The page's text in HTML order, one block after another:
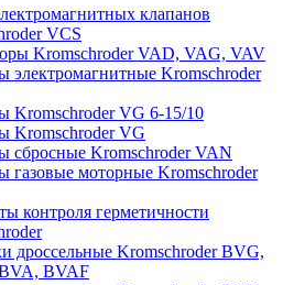
клапанов
VCS
Kromschroder VAD, VAG, VAV
электромагнитные Kromschroder
Kromschroder VG 6-15/10
Kromschroder VG
сбросные Kromschroder VAN
газовые моторные Kromschroder
контроля герметичности
дроссельные Kromschroder BVG,
BVAF